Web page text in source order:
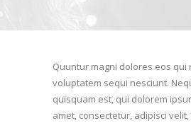
Quuntur magni dolores eos qui
voluptatem sequi nesciunt.
quisquam est, qui dolorem
amet, consectetur, adipisci